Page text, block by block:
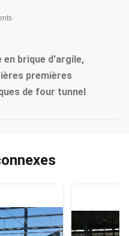
en brique d'argile,
premières
de four tunnel